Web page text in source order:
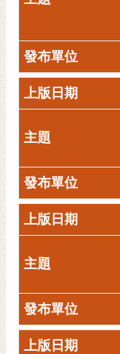
覽
閱
閱
電
子
報
市
民
信
箱
English